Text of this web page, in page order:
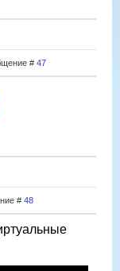
# 47
# 48